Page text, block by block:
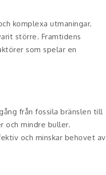
komplexa utmaningar.
större. Framtidens
som spelar en
från fossila bränslen till
och mindre buller.
och minskar behovet av